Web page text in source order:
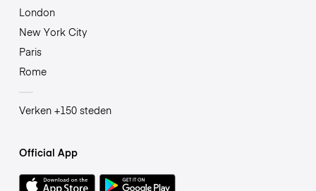
London
New York City
Paris
Rome
Verken +150 steden
Official App